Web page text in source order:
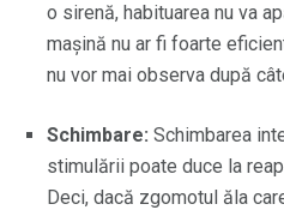
o sirenă, habituarea nu va
mașină nu ar fi foarte
nu vor mai observa după
Schimbare: Schimbarea
stimulării poate duce la
Deci, dacă zgomotul ăla